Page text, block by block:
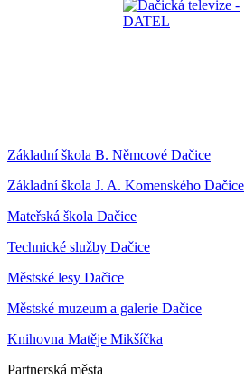
Základní škola B. Němcové Dačice
Základní škola J. A. Komenského Dačice
Mateřská škola Dačice
Technické služby Dačice
Městské lesy Dačice
Městské muzeum a galerie Dačice
Knihovna Matěje Mikšíčka
Partnerská města